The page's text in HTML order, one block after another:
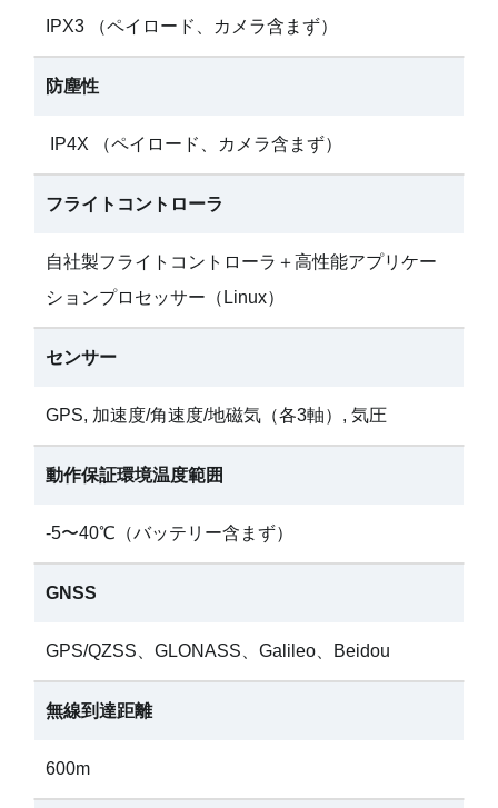
IPX3 （ペイロード、カメラ含まず）
防塵性
IP4X （ペイロード、カメラ含まず）
フライトコントローラ
自社製フライトコントローラ＋高性能アプリケー
ションプロセッサー（Linux）
センサー
GPS, 加速度/角速度/地磁気（各3軸）, 気圧
動作保証環境温度範囲
-5〜40℃（バッテリー含まず）
GNSS
GPS/QZSS、GLONASS、Galileo、Beidou
無線到達距離
600m